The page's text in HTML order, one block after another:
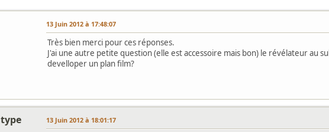
13 Juin 2012 à 17:48:07
Très bien merci pour ces réponses.
J'ai une autre petite question (elle est accessoire mais bon) le révélateur au
develloper un plan film?
13 Juin 2012 à 18:01:17